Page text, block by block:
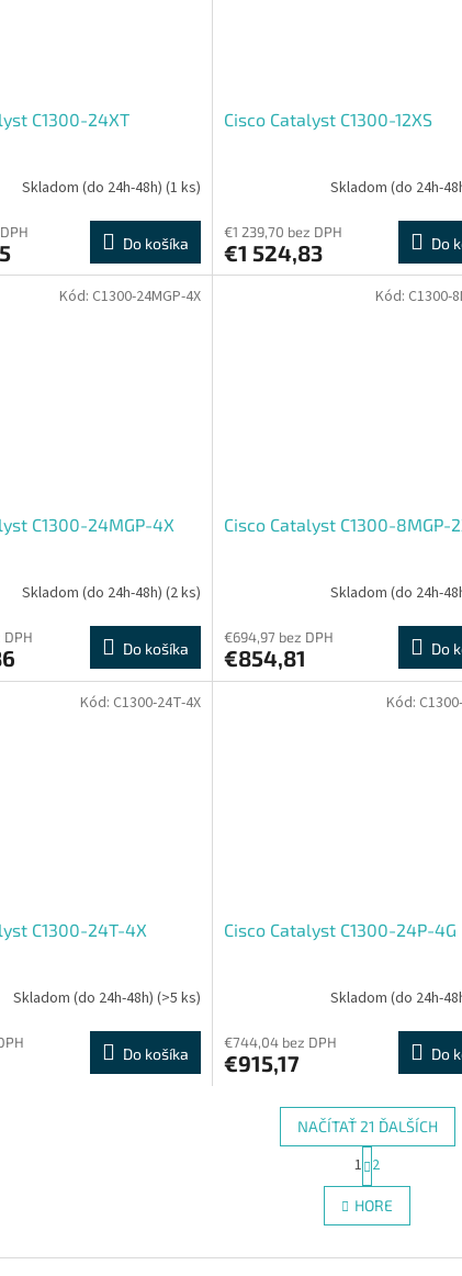
C1300-24XT
Skladom (do 24h-48h) (1 ks)
Do košíka
Cisco Catalyst C1300-12XS
Skladom (do 24h-
€1 239,70 bez DPH
€1 524,83 Do
C1300-24MGP-4X
Skladom (do 24h-48h) (2 ks)
DPH
Do košíka
Kód: C1300-24MGP-4X
Cisco Catalyst C1300-8MGP-
Skladom (do 24h-
€694,97 bez DPH
€854,81 Do
Kód: C1300-
C1300-24T-4X
Skladom (do 24h-48h) (>5 ks)
Do košíka
Kód: C1300-24T-4X
Cisco Catalyst C1300-24P-4G
Skladom (do 24h-
€744,04 bez DPH
€915,17 Do
Kód:
O
v
l
d
NAČÍTAŤ 21 ĎALŠÍCH
S
t
r
á
n
1 2
HORE